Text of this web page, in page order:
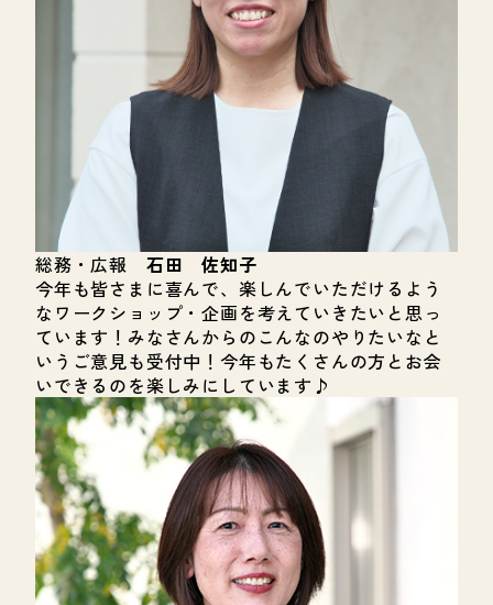
総務・広報 石田 佐知子
今年も皆さまに喜んで、楽しんでいただけるよう
なワークショップ・企画を考えていきたいと思っ
ています！みなさんからのこんなのやりたいなと
いうご意見も受付中！今年もたくさんの方とお会
いできるのを楽しみにしています♪